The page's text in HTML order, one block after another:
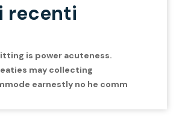
recenti
is power acuteness.
may collecting
earnestly no he comm